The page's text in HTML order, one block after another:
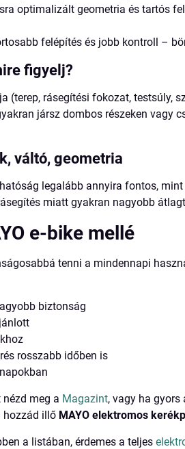
optimalizált geometria és tartós
felépítés és jobb kontroll –
figyelj?
rásegítési fokozat, testsúly,
jársz dombos részeken vagy
váltó, geometria
legalább annyira fontos,
miatt gyakran nagyobb
e-bike mellé
tenni a mindennapi
biztonság
rosszabb időben is
meg a Magazint, vagy ha
hozzád illő MAYO elektromos
a listában, érdemes a teljes